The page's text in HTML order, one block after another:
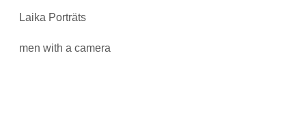
Laika Porträts
men with a camera